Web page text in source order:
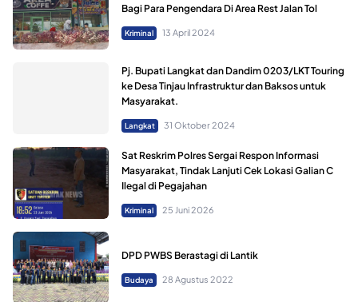
Bagi Para Pengendara Di Area Rest Jalan Tol
Kriminal 13 April 2024
Pj. Bupati Langkat dan Dandim 0203/LKT Touring
ke Desa Tinjau Infrastruktur dan Baksos untuk
Masyarakat.
Langkat 31 Oktober 2024
Sat Reskrim Polres Sergai Respon Informasi
Masyarakat, Tindak Lanjuti Cek Lokasi Galian C
Ilegal di Pegajahan
Kriminal 25 Juni 2026
DPD PWBS Berastagi di Lantik
Budaya 28 Agustus 2022